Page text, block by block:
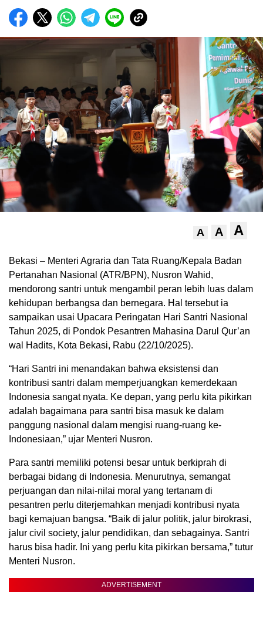
A A A
Bekasi – Menteri Agraria dan Tata Ruang/Kepala Badan
Pertanahan Nasional (ATR/BPN), Nusron Wahid,
mendorong santri untuk mengambil peran lebih luas dalam
kehidupan berbangsa dan bernegara. Hal tersebut ia
sampaikan usai Upacara Peringatan Hari Santri Nasional
Tahun 2025, di Pondok Pesantren Mahasina Darul Qur’an
wal Hadits, Kota Bekasi, Rabu (22/10/2025).
“Hari Santri ini menandakan bahwa eksistensi dan
kontribusi santri dalam memperjuangkan kemerdekaan
Indonesia sangat nyata. Ke depan, yang perlu kita pikirkan
adalah bagaimana para santri bisa masuk ke dalam
panggung nasional dalam mengisi ruang-ruang ke-
Indonesiaan,” ujar Menteri Nusron.
Para santri memiliki potensi besar untuk berkiprah di
berbagai bidang di Indonesia. Menurutnya, semangat
perjuangan dan nilai-nilai moral yang tertanam di
pesantren perlu diterjemahkan menjadi kontribusi nyata
bagi kemajuan bangsa. “Baik di jalur politik, jalur birokrasi,
jalur civil society, jalur pendidikan, dan sebagainya. Santri
harus bisa hadir. Ini yang perlu kita pikirkan bersama,” tutur
Menteri Nusron.
ADVERTISEMENT